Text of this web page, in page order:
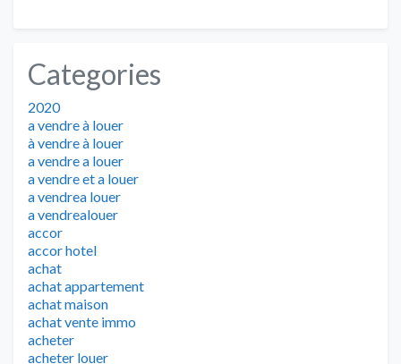
Categories
2020
a vendre à louer
à vendre à louer
a vendre a louer
a vendre et a louer
a vendrea louer
a vendrealouer
accor
accor hotel
achat
achat appartement
achat maison
achat vente immo
acheter
acheter louer